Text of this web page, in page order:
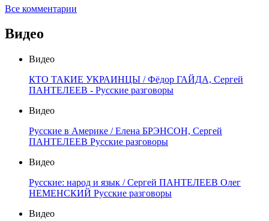
Все комментарии
Видео
Видео
КТО ТАКИЕ УКРАИНЦЫ / Фёдор ГАЙДА, Сергей
ПАНТЕЛЕЕВ - Русские разговоры
Видео
Русские в Америке / Елена БРЭНСОН, Сергей
ПАНТЕЛЕЕВ Русские разговоры
Видео
Русские: народ и язык / Сергей ПАНТЕЛЕЕВ Олег
НЕМЕНСКИЙ Русские разговоры
Видео